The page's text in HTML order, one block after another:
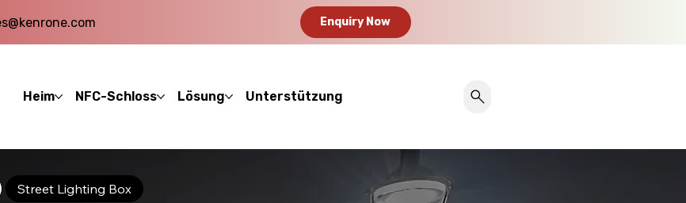
Heim NFC-Schloss Lösung Unterstützung
Enquiry Now
Street Lighting Box